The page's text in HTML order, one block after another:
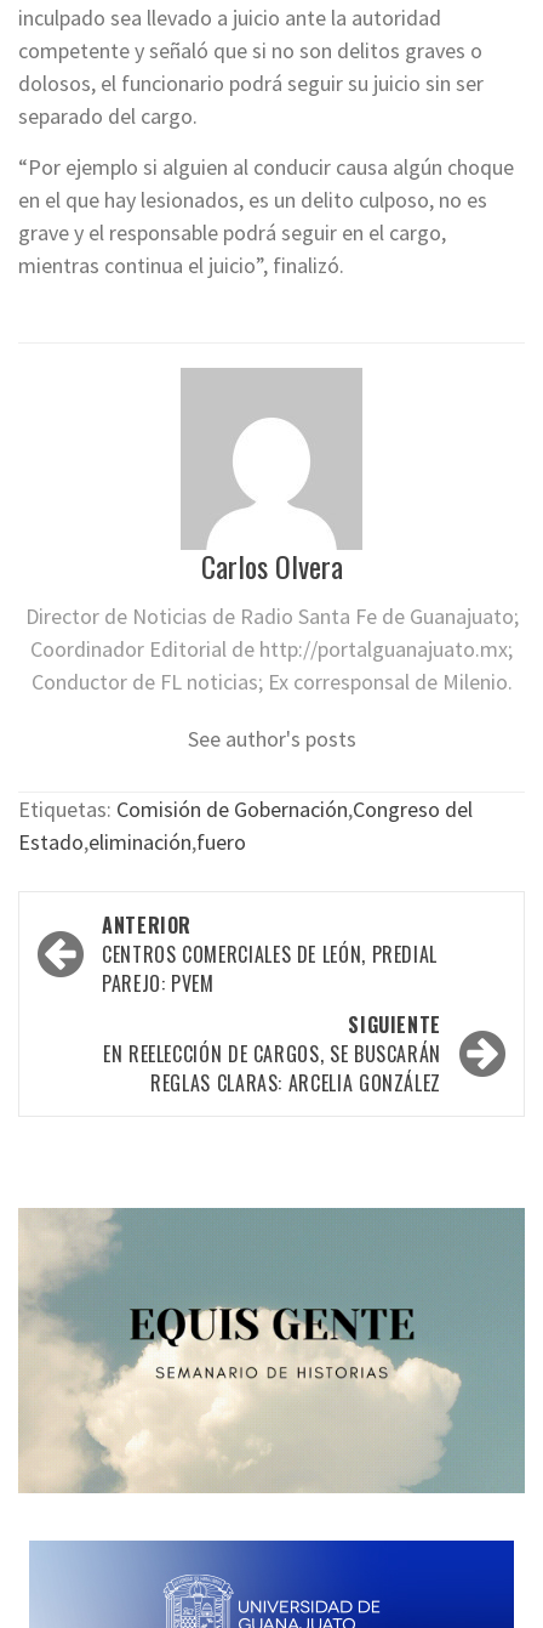
inculpado sea llevado a juicio ante la autoridad
competente y señaló que si no son delitos graves o
dolosos, el funcionario podrá seguir su juicio sin ser
separado del cargo.
“Por ejemplo si alguien al conducir causa algún choque
en el que hay lesionados, es un delito culposo, no es
grave y el responsable podrá seguir en el cargo,
mientras continua el juicio”, finalizó.
Carlos Olvera
Director de Noticias de Radio Santa Fe de Guanajuato;
Coordinador Editorial de http://portalguanajuato.mx;
Conductor de FL noticias; Ex corresponsal de Milenio.
See author's posts
Etiquetas: Comisión de Gobernación,Congreso del
Estado,eliminación,fuero
Navegación
por
entradas
ANTERIOR
CENTROS COMERCIALES DE LEÓN, PREDIAL
PAREJO: PVEM
SIGUIENTE
EN REELECCIÓN DE CARGOS, SE BUSCARÁN
REGLAS CLARAS: ARCELIA GONZÁLEZ